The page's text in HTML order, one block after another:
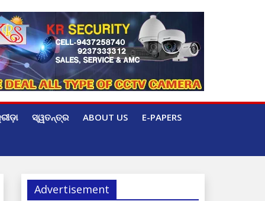
ସ୍ୱତନ୍ତ୍ର ABOUT US E-PAPERS
Advertisement